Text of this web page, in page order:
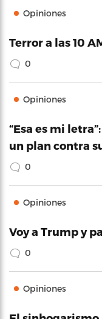
Opiniones
Terror a las 10
0
Opiniones
“Esa es mi
un plan contra
0
Opiniones
Voy a Trump y
0
Opiniones